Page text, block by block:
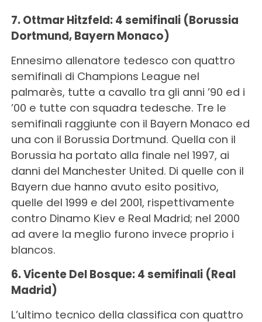
7. Ottmar Hitzfeld: 4 semifinali (Borussia
Dortmund, Bayern Monaco)
Ennesimo allenatore tedesco con quattro
semifinali di Champions League nel
palmarès, tutte a cavallo tra gli anni ’90 ed i
’00 e tutte con squadra tedesche. Tre le
semifinali raggiunte con il Bayern Monaco ed
una con il Borussia Dortmund. Quella con il
Borussia ha portato alla finale nel 1997, ai
danni del Manchester United. Di quelle con il
Bayern due hanno avuto esito positivo,
quelle del 1999 e del 2001, rispettivamente
contro Dinamo Kiev e Real Madrid; nel 2000
ad avere la meglio furono invece proprio i
blancos.
6. Vicente Del Bosque: 4 semifinali (Real
Madrid)
L’ultimo tecnico della classifica con quattro